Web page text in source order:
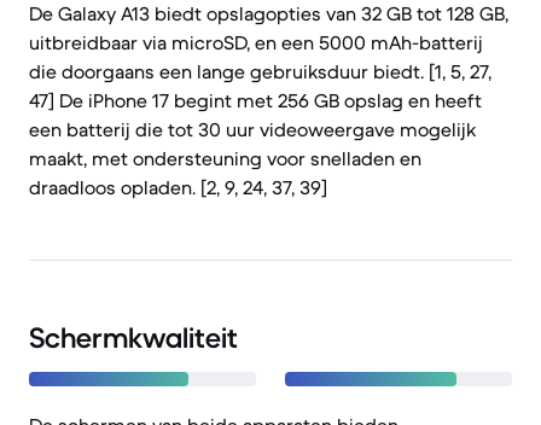
De Galaxy A13 biedt opslagopties van 32 GB tot 128 GB,
uitbreidbaar via microSD, en een 5000 mAh-batterij
die doorgaans een lange gebruiksduur biedt. [1, 5, 27,
47] De iPhone 17 begint met 256 GB opslag en heeft
een batterij die tot 30 uur videoweergave mogelijk
maakt, met ondersteuning voor snelladen en
draadloos opladen. [2, 9, 24, 37, 39]
Schermkwaliteit